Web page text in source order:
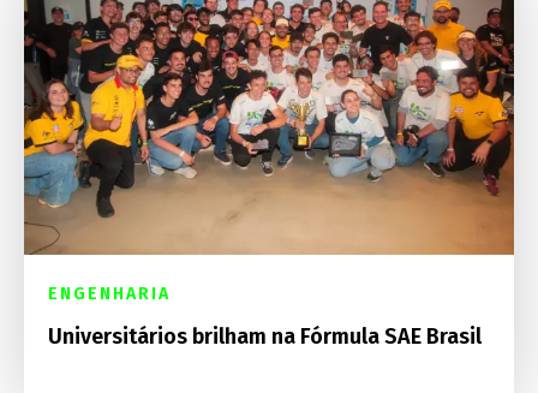
ENGENHARIA
Universitários brilham na Fórmula SAE Brasil